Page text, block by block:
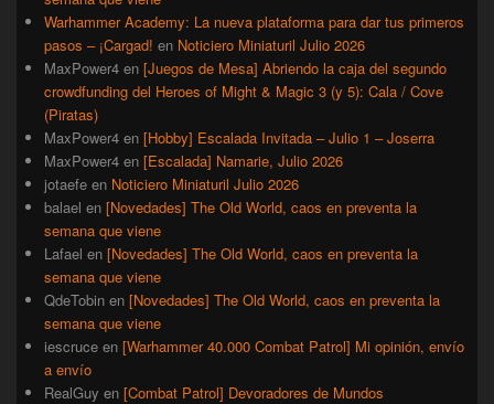
Warhammer Academy: La nueva plataforma para dar tus primeros
pasos – ¡Cargad! en Noticiero Miniaturil Julio 2026
MaxPower4 en [Juegos de Mesa] Abriendo la caja del segundo
crowdfunding del Heroes of Might & Magic 3 (y 5): Cala / Cove
(Piratas)
MaxPower4 en [Hobby] Escalada Invitada – Julio 1 – Joserra
MaxPower4 en [Escalada] Namarie, Julio 2026
jotaefe en Noticiero Miniaturil Julio 2026
balael en [Novedades] The Old World, caos en preventa la
semana que viene
Lafael en [Novedades] The Old World, caos en preventa la
semana que viene
QdeTobin en [Novedades] The Old World, caos en preventa la
semana que viene
iescruce en [Warhammer 40.000 Combat Patrol] Mi opinión, envío
a envío
RealGuy en [Combat Patrol] Devoradores de Mundos